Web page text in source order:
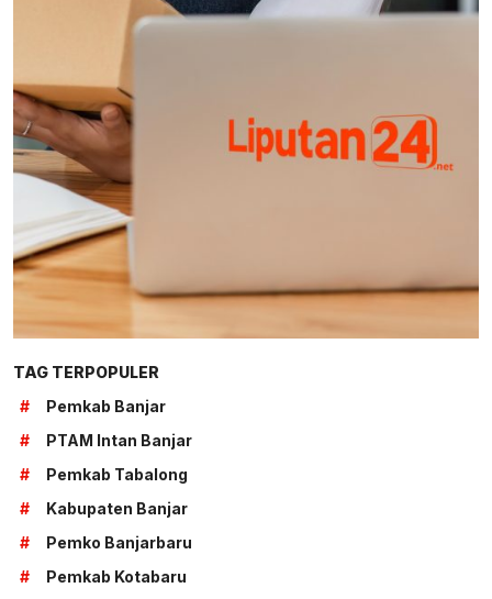
TAG TERPOPULER
#
Pemkab Banjar
#
PTAM Intan Banjar
#
Pemkab Tabalong
#
Kabupaten Banjar
#
Pemko Banjarbaru
#
Pemkab Kotabaru